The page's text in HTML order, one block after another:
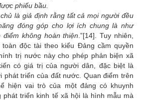
phiếu bầu.
là giả định rằng tất cả mọi người đều
đóng góp cho lợi ích chung là như
không hoàn thiện .”[14] . Tuy nhiên,
toàn độc tài theo kiểu Đảng cầm quyền
trị nước này cho phép phản biện xã
có giá trị của người dân, đặc biệt là
phát triển của đất nước. Quan điểm trên
hiện vai trò của một đảng có khuynh
phát triển kinh tế xã hội là hình mẫu mà